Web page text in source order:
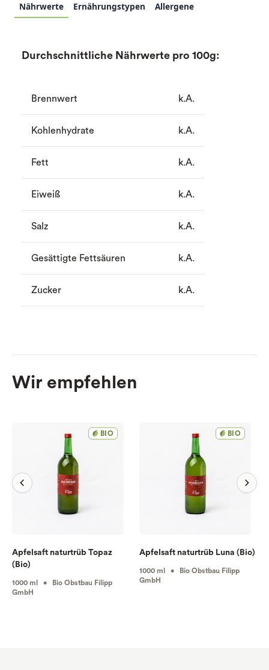
Nährwerte Ernährungstypen Allergene
Durchschnittliche Nährwerte pro 100g:
Brennwert k.A.
Kohlenhydrate k.A.
Fett k.A.
Eiweiß k.A.
Salz k.A.
Gesättigte Fettsäuren k.A.
Zucker k.A.
Wir empfehlen
BIO
Apfelsaft naturtrüb Topaz
(Bio)
1000 ml • Bio Obstbau Filipp
GmbH
BIO
Apfelsaft naturtrüb Luna (Bio)
1000 ml • Bio Obstbau Filipp
GmbH